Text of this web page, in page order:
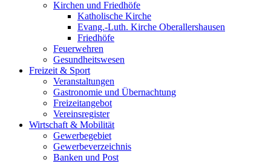
Kirchen und Friedhöfe
Katholische Kirche
Evang.-Luth. Kirche Oberallershausen
Friedhöfe
Feuerwehren
Gesundheitswesen
Freizeit & Sport
Veranstaltungen
Gastronomie und Übernachtung
Freizeitangebot
Vereinsregister
Wirtschaft & Mobilität
Gewerbegebiet
Gewerbeverzeichnis
Banken und Post